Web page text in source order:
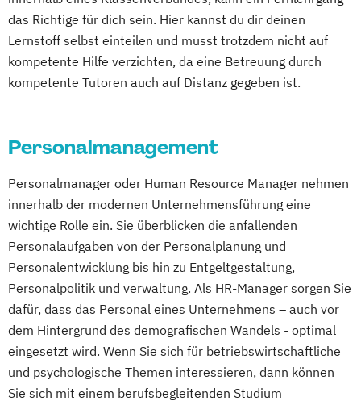
und Organisationsprozesse
Regulierungsmanager:in (FH)
Steuerrecht und Steuerlehre
Techniker*in (FH) für erneuerbare Energien
Unternehmensführung
Vertragsmanager:in (FH)
Vertriebsmanager:in (FH)
Wirtschaftsinformatik und Digitale
Transformation
Wirtschaftsingenieurwesen und
Digitalisierung
Wirtschaftsrecht
Öffentliches Recht und Management
das Richtige für dich sein. Hier kannst du dir deinen
Lernstoff selbst einteilen und musst trotzdem nicht auf
kompetente Hilfe verzichten, da eine Betreuung durch
kompetente Tutoren auch auf Distanz gegeben ist.
Personalmanagement
Personalmanager oder Human Resource Manager nehmen
innerhalb der modernen Unternehmensführung eine
wichtige Rolle ein. Sie überblicken die anfallenden
Personalaufgaben von der Personalplanung und
Personalentwicklung bis hin zu Entgeltgestaltung,
Personalpolitik und verwaltung. Als HR-Manager sorgen Sie
dafür, dass das Personal eines Unternehmens – auch vor
dem Hintergrund des demografischen Wandels - optimal
eingesetzt wird. Wenn Sie sich für betriebswirtschaftliche
und psychologische Themen interessieren, dann können
Sie sich mit einem berufsbegleitenden Studium